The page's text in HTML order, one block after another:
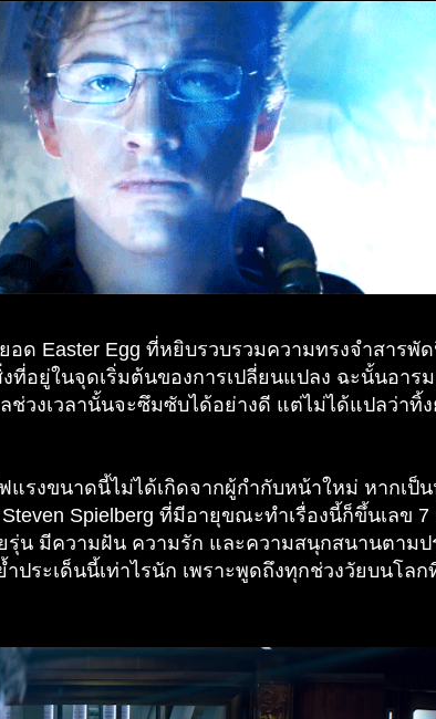
ด Easter Egg ที่หยิบรวบรวมความทรงจำสารพั
ที่อยู่ในจุดเริ่มต้นของการเปลี่ยนแปลง ฉะนั้นอาร
วงเวลานั้นจะซึมซับได้อย่างดี แต่ไม่ได้แปลว่าทิ้ง
แรงขนาดนี้ไม่ได้เกิดจากผู้กำกับหน้าใหม่ หากเป็
Spielberg ที่มีอายุขณะทำเรื่องนี้ก็ขึ้นเลข
รุ่น มีความฝัน ความรัก และความสนุกสนานตามป
ประเด็นนี้เท่าไรนัก เพราะพูดถึงทุกช่วงวัยบนโล